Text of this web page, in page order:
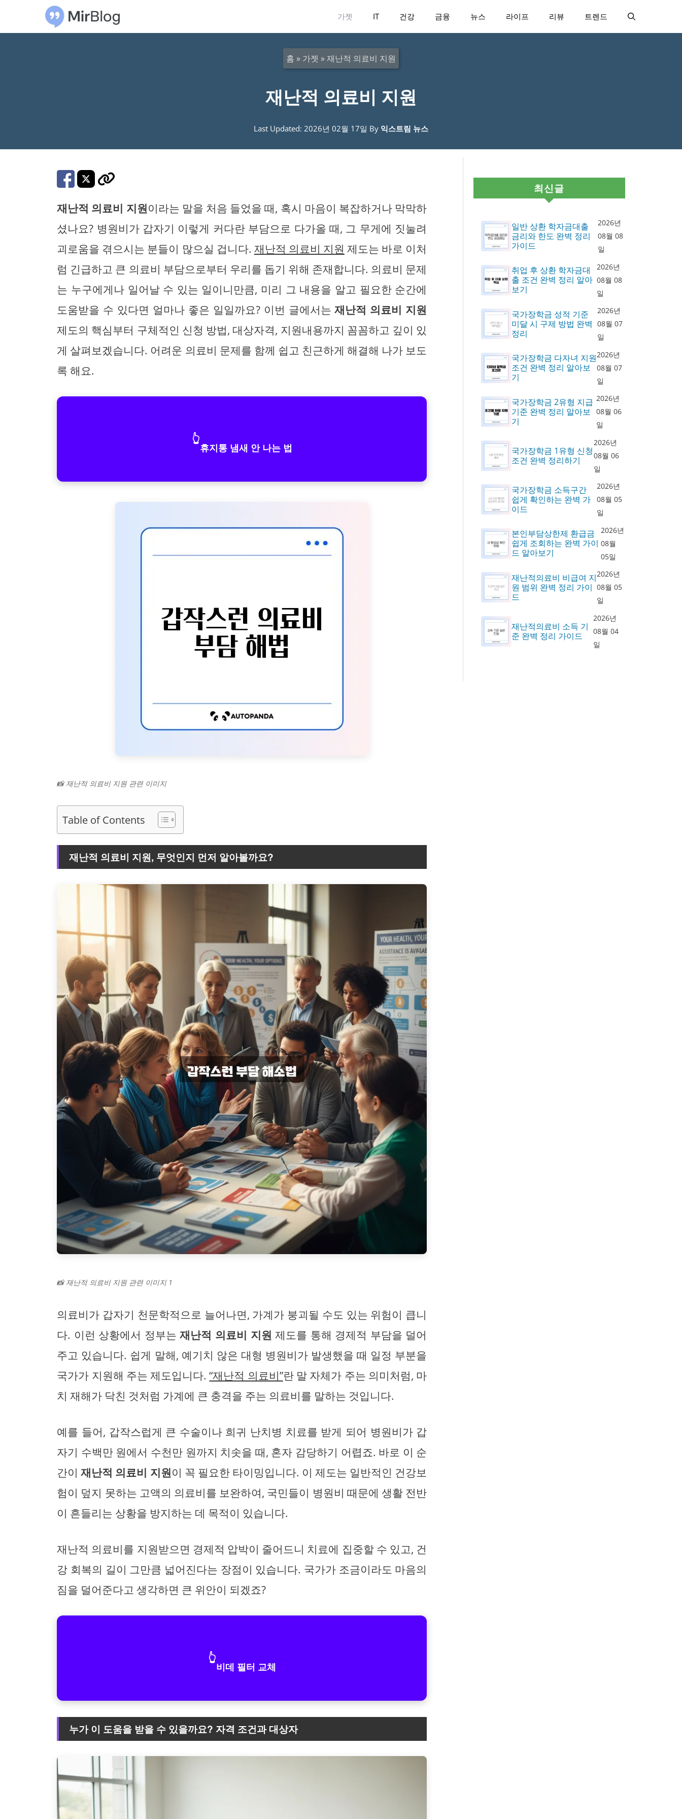
가젯 IT 건강 금융 뉴스 라이프 리뷰 트렌드
홈 » 가젯 »재난적 의료비 지원
재난적 의료비 지원
Last Updated: 2026년 02월 17일 By 익스트림 뉴스
재난적 의료비 지원이라는 말을 처음 들었을 때, 혹시 마음이 복잡하거나 막막하
셨나요? 병원비가 갑자기 이렇게 커다란 부담으로 다가올 때, 그 무게에 짓눌려
괴로움을 겪으시는 분들이 많으실 겁니다. 재난적 의료비 지원 제도는 바로 이처
럼 긴급하고 큰 의료비 부담으로부터 우리를 돕기 위해 존재합니다. 의료비 문제
는 누구에게나 일어날 수 있는 일이니만큼, 미리 그 내용을 알고 필요한 순간에
도움받을 수 있다면 얼마나 좋은 일일까요? 이번 글에서는재난적 의료비 지원
제도의 핵심부터 구체적인 신청 방법, 대상자격, 지원내용까지 꼼꼼하고 깊이 있
게 살펴보겠습니다. 어려운 의료비 문제를 함께 쉽고 친근하게 해결해 나가 보도
록 해요.
👆
휴지통 냄새 안 나는 법
📸 재난적 의료비 지원 관련 이미지
Table of Contents
재난적 의료비 지원, 무엇인지 먼저 알아볼까요?
📸 재난적 의료비 지원 관련 이미지 1
의료비가 갑자기 천문학적으로 늘어나면, 가계가 붕괴될 수도 있는 위험이 큽니
다. 이런 상황에서 정부는재난적 의료비 지원 제도를 통해 경제적 부담을 덜어
주고 있습니다. 쉽게 말해, 예기치 않은 대형 병원비가 발생했을 때 일정 부분을
국가가 지원해 주는 제도입니다.“재난적 의료비”란 말 자체가 주는 의미처럼, 마
치 재해가 닥친 것처럼 가계에 큰 충격을 주는 의료비를 말하는 것입니다.
예를 들어, 갑작스럽게 큰 수술이나 희귀 난치병 치료를 받게 되어 병원비가 갑
자기 수백만 원에서 수천만 원까지 치솟을 때, 혼자 감당하기 어렵죠. 바로 이 순
간이재난적 의료비 지원이 꼭 필요한 타이밍입니다. 이 제도는 일반적인 건강보
험이 덮지 못하는 고액의 의료비를 보완하여, 국민들이 병원비 때문에 생활 전반
이 흔들리는 상황을 방지하는 데 목적이 있습니다.
재난적 의료비를 지원받으면 경제적 압박이 줄어드니 치료에 집중할 수 있고, 건
강 회복의 길이 그만큼 넓어진다는 장점이 있습니다. 국가가 조금이라도 마음의
짐을 덜어준다고 생각하면 큰 위안이 되겠죠?
👆
비데 필터 교체
누가 이 도움을 받을 수 있을까요? 자격 조건과 대상자
최신글
일반 상환 학자금대출
금리와 한도 완벽 정리
가이드
2026년
08월 08
일
취업 후 상환 학자금대
출 조건 완벽 정리 알아
보기
2026년
08월 08
일
국가장학금 성적 기준
미달 시 구제 방법 완벽
정리
2026년
08월 07
일
국가장학금 다자녀 지원
조건 완벽 정리 알아보
기
2026년
08월 07
일
국가장학금 2유형 지급
기준 완벽 정리 알아보
기
2026년
08월 06
일
국가장학금 1유형 신청
조건 완벽 정리하기
2026년
08월 06
일
국가장학금 소득구간
쉽게 확인하는 완벽 가
이드
2026년
08월 05
일
본인부담상한제 환급금
쉽게 조회하는 완벽 가이
드 알아보기
2026년
08월
05일
재난적의료비 비급여 지
원 범위 완벽 정리 가이
드
2026년
08월 05
일
재난적의료비 소득 기
준 완벽 정리 가이드
2026년
08월 04
일